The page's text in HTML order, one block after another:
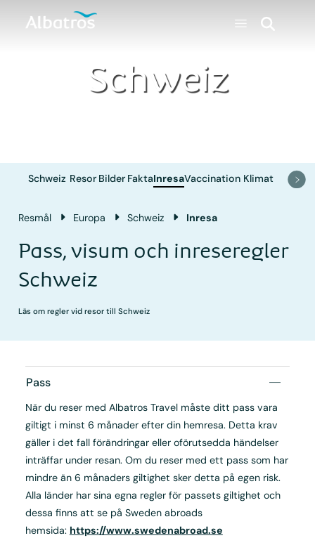
Schweiz
Schweiz Resor Bilder FaktaInresaVaccination Klimat
Resmål Europa Schweiz Inresa
Pass, visum och inreseregler
Schweiz
Läs om regler vid resor till Schweiz
Pass
När du reser med Albatros Travel måste ditt pass vara
giltigt i minst 6 månader efter din hemresa. Detta krav
gäller i det fall förändringar eller oförutsedda händelser
inträffar under resan. Om du reser med ett pass som har
mindre än 6 månaders giltighet sker detta på egen risk.
Alla länder har sina egna regler för passets giltighet och
dessa finns att se på Sweden abroads
hemsida: https://www.swedenabroad.se